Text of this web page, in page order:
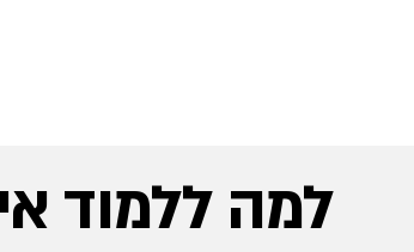
למה ללמוד